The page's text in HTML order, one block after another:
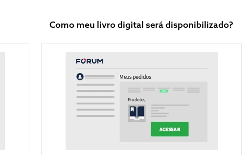
Como meu livro digital será disponibilizado?